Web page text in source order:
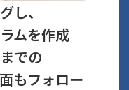
し、
ムを作成
での
もフォロー